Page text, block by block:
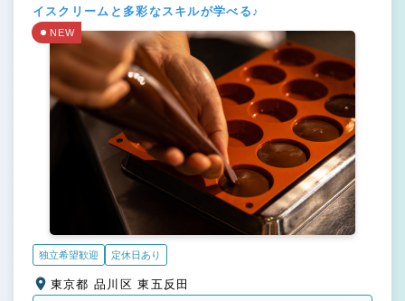
イスクリームと多彩なスキルが学べる♪
NEW
独立希望歓迎 定休日あり
東京都 品川区 東五反田